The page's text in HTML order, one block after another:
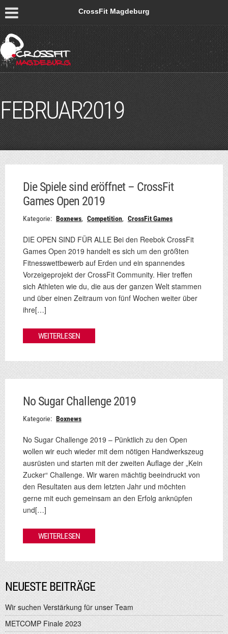
CrossFit Magdeburg
FEBRUAR2019
Die Spiele sind eröffnet – CrossFit
Games Open 2019
Kategorie: Boxnews, Competition, CrossFit Games
DIE OPEN SIND FÜR ALLE Bei den Reebok CrossFit
Games Open 2019 handelt es sich um den größten
Fitnesswettbewerb auf Erden und ein spannendes
Vorzeigeprojekt der CrossFit Community. Hier treffen
sich Athleten wie du, die aus der ganzen Welt stammen
und über einen Zeitraum von fünf Wochen weiter über
ihre[…]
WEITERLESEN
No Sugar Challenge 2019
Kategorie: Boxnews
No Sugar Challenge 2019 – Pünktlich zu den Open
wollen wir euch wieder mit dem nötigen Handwerkszeug
ausrüsten und starten mit der zweiten Auflage der „Kein
Zucker“ Challenge. Wir waren mächtig beeindruckt von
den Resultaten aus dem letzten Jahr und möchten
gerne mit euch gemeinsam an den Erfolg anknüpfen
und[…]
WEITERLESEN
NEUESTE BEITRÄGE
Wir suchen Verstärkung für unser Team
METCOMP Finale 2023